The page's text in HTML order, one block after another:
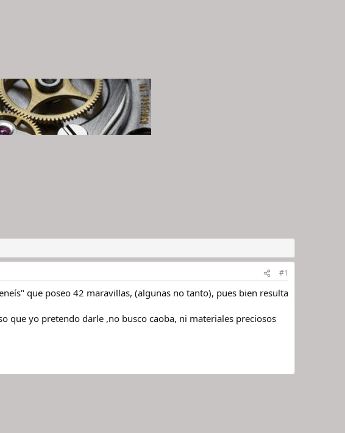
#1
que poseo 42 maravillas, (algunas no tanto), pues bien resulta
que yo pretendo darle ,no busco caoba, ni materiales preciosos